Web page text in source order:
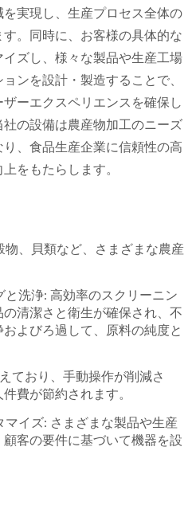
実現し、生産プロセス全体の
。同時に、お客様の具体的な
ズし、様々な製品や生産工場
ンを設計・製造することで、
ーエクスペリエンスを確保し
の設備は農産物加工のニーズ
、食品生産企業に信頼性の高
をもたらします。
、貝類など、さまざまな農産
洗浄: 高効率のスクリーニン
清潔さと衛生が確保され、不
よびろ過して、原料の純度と
ており、手動操作が削減さ
費が節約されます。
マイズ: さまざまな製品や生産
客の要件に基づいて機器を設